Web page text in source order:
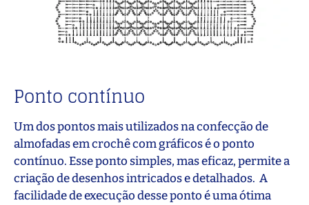
Ponto contínuo
Um dos pontos mais utilizados na confecção de
almofadas em crochê com gráficos é o ponto
contínuo. Esse ponto simples, mas eficaz, permite a
criação de desenhos intricados e detalhados. A
facilidade de execução desse ponto é uma ótima